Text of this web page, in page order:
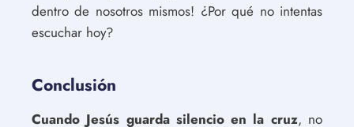
dentro de nosotros mismos! ¿Por qué no intentas
escuchar hoy?
Conclusión
Cuando Jesús guarda silencio en la cruz, no